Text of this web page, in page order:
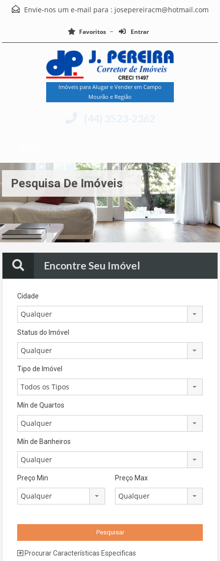
Envie-nos um e-mail para : josepereiracm@hotmail.com
Favoritos Entrar
Imóveis para Alugar e Vender em Campo
Mourão e Região
Pesquisa De Imóveis
Encontre Seu Imóvel
Cidade
Qualquer
Status do Imóvel
Qualquer
Tipo de Imóvel
Todos os Tipos
Mín de Quartos
Qualquer
Mín de Banheiros
Qualquer
Preço Min
Qualquer
Preço Max
Qualquer
Procurar Características Especificas